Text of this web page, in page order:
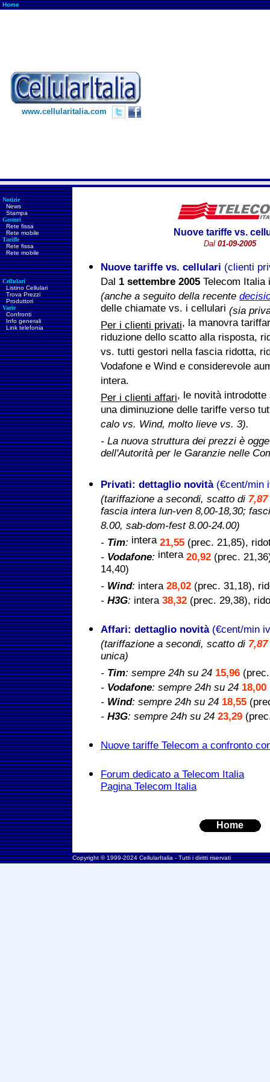
Home
www.cellularitalia.com
Notizie
News
Stampa
Gestori
Rete fissa
Rete mobile
Tariffe
Rete fissa
Rete mobile
Cellulari
Listino Cellulari
Trova Prezzi
Produttori
Varie
Confronti
Info generali
Link telefonia
Nuove tariffe vs.
Dal 01-09-2005
Nuove tariffe vs. cellulari (clienti
Dal 1 settembre 2005 Telecom Italia
(anche a seguito della recente
delle chiamate vs. i cellulari (sia
Per i clienti privati, la manovra
riduzione dello scatto alla risposta,
vs. tutti gestori nella fascia ridotta,
Vodafone e Wind e considerevole
intera.
Per i clienti affari, le novità
una diminuzione delle tariffe verso
calo vs. Wind, molto lieve vs. 3).
- La nuova struttura dei prezzi è
dell'Autorità per le Garanzie nelle
Privati: dettaglio novità (€cent/min
(tariffazione a secondi, scatto di 7,87
fascia intera lun-ven 8,00-18,30;
8.00, sab-dom-fest 8.00-24.00)
- Tim: intera 21,55 (prec. 21,85),
- Vodafone: intera 20,92 (prec.
14,40)
- Wind: intera 28,02 (prec. 31,18),
- H3G: intera 38,32 (prec. 29,38),
Affari: dettaglio novità (€cent/min
(tariffazione a secondi, scatto di 7,87
unica)
- Tim: sempre 24h su 24 15,96
- Vodafone: sempre 24h su 24 18,00
- Wind: sempre 24h su 24 18,55
- H3G: sempre 24h su 24 23,29
Nuove tariffe Telecom a confronto
Forum dedicato a Telecom Italia
Pagina Telecom Italia
Home
Copyright © 1999-2024 CellularItalia - Tutti i diritti riservati